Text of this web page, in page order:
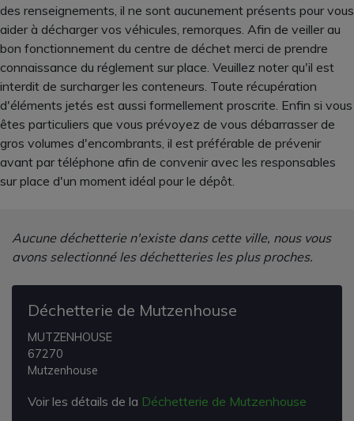
des renseignements, il ne sont aucunement présents pour vous
aider à décharger vos véhicules, remorques. Afin de veiller au
bon fonctionnement du centre de déchet merci de prendre
connaissance du réglement sur place. Veuillez noter qu'il est
interdit de surcharger les conteneurs. Toute récupération
d'éléments jetés est aussi formellement proscrite. Enfin si vous
êtes particuliers que vous prévoyez de vous débarrasser de
gros volumes d'encombrants, il est préférable de prévenir
avant par téléphone afin de convenir avec les responsables
sur place d'un moment idéal pour le dépôt.
Aucune déchetterie n'existe dans cette ville, nous vous
avons selectionné les déchetteries les plus proches.
Déchetterie de Mutzenhouse
MUTZENHOUSE
67270
Mutzenhouse
Voir les détails de la Déchetterie de Mutzenhouse